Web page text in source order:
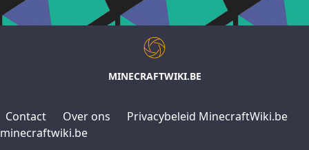
MINECRAFTWIKI.BE
Contact Over ons
Privacybeleid MinecraftWiki.be
minecraftwiki.be